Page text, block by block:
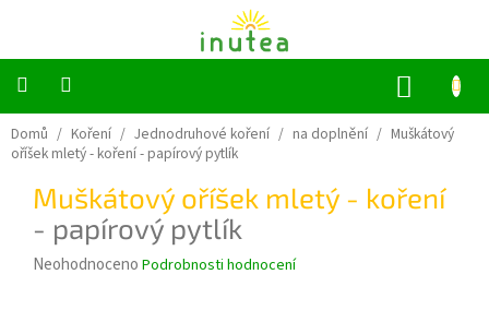
Bylinné
a
ovocné
Jednodruhové
bylinky
Domů / Koření / Jednodruhové koření / na doplnění / Muškátový
oříšek mletý - koření- papírový pytlík
Muškátový oříšek mletý - koření
- papírový pytlík
Průměrné
Neohodnoceno Podrobnosti hodnocení